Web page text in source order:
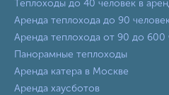
Теплоходы до 40 человек в
Аренда теплохода до 90
Аренда теплохода от 90 до 600
Панорамные теплоходы
Аренда катера в Москве
Аренда хаусботов